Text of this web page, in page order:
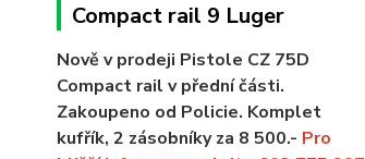
Compact rail 9 Luger
Nově v prodeji Pistole CZ 75D
Compact rail v přední části.
Zakoupeno od Policie. Komplet
kufřík, 2 zásobníky za 8 500.- Pro